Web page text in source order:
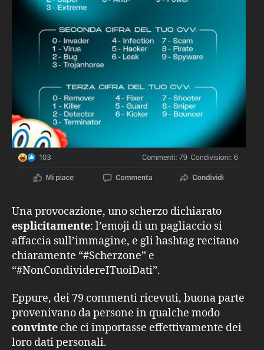
Una provocazione, uno scherzo dichiarato
esplicitamente: l’emoji di un pagliaccio si
affaccia sull’immagine, e gli hashtag recitano
chiaramente “#Scherzone” e
“#NonCondividereITuoiDati”.
Eppure, dei 79 commenti ricevuti, buona parte
provenivano da persone in qualche modo
convinte che ci importasse effettivamente dei
loro dati personali.